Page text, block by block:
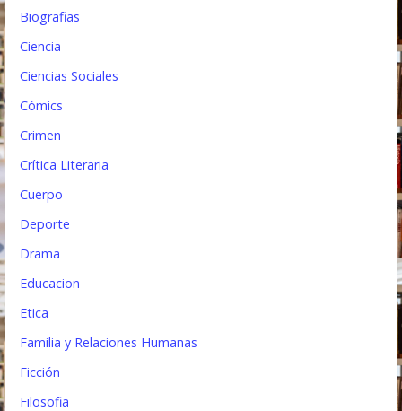
d
a
Biografias
Ciencia
Ciencias Sociales
Cómics
Crimen
Crítica Literaria
Cuerpo
Deporte
Drama
Educacion
Etica
Familia y Relaciones Humanas
Ficción
Filosofia